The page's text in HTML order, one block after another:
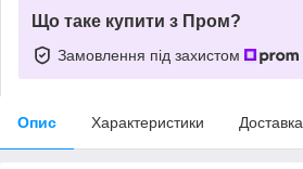
Що таке купити з Пром?
Замовлення під захистом
Опис Характеристики Доставка